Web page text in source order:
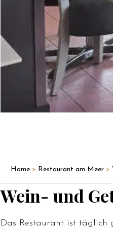
Home > Restaurant am Meer >
Wein- und
Das Restaurant ist täglich